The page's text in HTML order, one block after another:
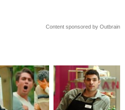
Content sponsored by Outbrain